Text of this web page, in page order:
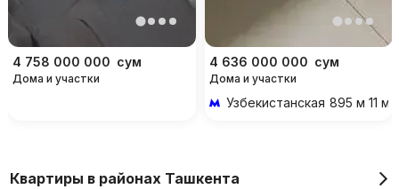
4 758 000 000 сум
Дома и участки
4 636 000 000 сум
Дома и участки
Узбекистанская 895 м 11
Квартиры в районах Ташкента